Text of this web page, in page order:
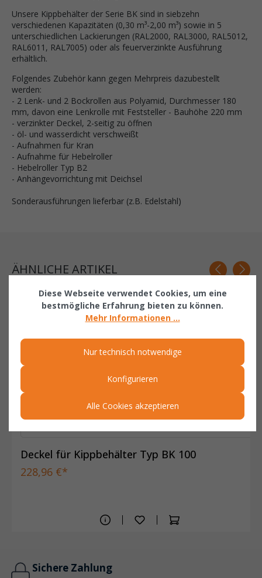
Unsere Kippbehälter der Serie BK sind in siebzehn
verschiedenen Kapazitäten (0,30 m³-2,00 m³) sowie in 5
unterschiedlichen Lackierungen (RAL2000, RAL3000, RAL5012,
RAL6011, RAL7005) oder als feuerverzinkte Ausführung
erhältlich.
Folgendes Zubehör kann gegen Mehrpreis dazubestellt
werden:
- 2 Lenk- und 2 Bockrollen aus Polyamid, Durchmesser 180
mm, davon eine Lenkrolle mit Feststeller - Bauhöhe 220 mm
- verzinkter Deckel, 2-seitig zu öffnen
- öl- und wasserdicht verschweißt
- Aufnahmen für Kran
- Aufnahme für Hebelroller
- Hebelroller Typ B2
- Anhängevorrichtung mit Deichsel
Sonderausführungen lieferbar (z.B. Edelstahl)
ÄHNLICHE ARTIKEL
Related products
Deckel für Kippbehälter Typ BK 100
228,96 €*
Sichere Zahlung
Diese Webseite verwendet Cookies, um eine
bestmögliche Erfahrung bieten zu können.
Mehr Informationen ...
Nur technisch notwendige
Konfigurieren
Alle Cookies akzeptieren